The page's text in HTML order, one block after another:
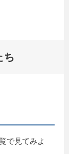
ち
で見てみよ